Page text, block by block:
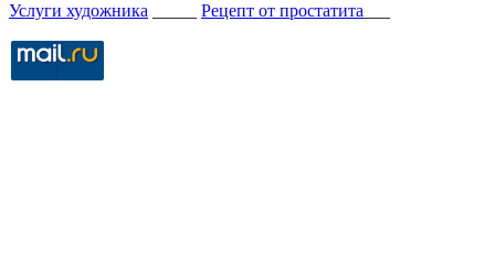
Услуги художника
Рецепт от простатита